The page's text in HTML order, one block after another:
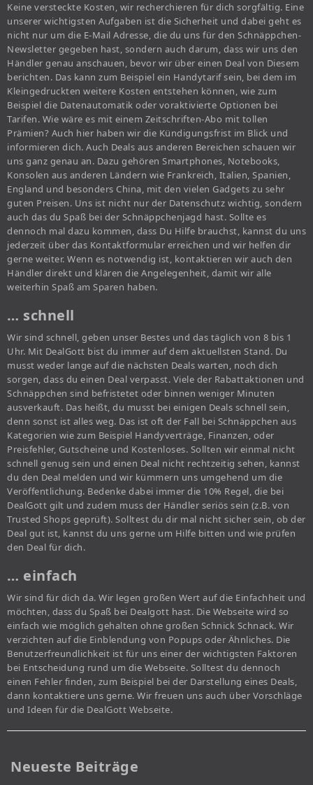
Keine versteckte Kosten, wir recherchieren für dich sorgfältig. Eine
unserer wichtigsten Aufgaben ist die Sicherheit und dabei geht es
nicht nur um die E-Mail Adresse, die du uns für den Schnäppchen-
Newsletter gegeben hast, sondern auch darum, dass wir uns den
Händler genau anschauen, bevor wir über einen Deal von Diesem
berichten. Das kann zum Beispiel ein Handytarif sein, bei dem im
Kleingedruckten weitere Kosten entstehen können, wie zum
Beispiel die Datenautomatik oder voraktivierte Optionen bei
Tarifen. Wie wäre es mit einem Zeitschriften-Abo mit tollen
Prämien? Auch hier haben wir die Kündigungsfrist im Blick und
informieren dich. Auch Deals aus anderen Bereichen schauen wir
uns ganz genau an. Dazu gehören Smartphones, Notebooks,
Konsolen aus anderen Ländern wie Frankreich, Italien, Spanien,
England und besonders China, mit den vielen Gadgets zu sehr
guten Preisen. Uns ist nicht nur der Datenschutz wichtig, sondern
auch das du Spaß bei der Schnäppchenjagd hast. Sollte es
dennoch mal dazu kommen, dass Du Hilfe brauchst, kannst du uns
jederzeit über das Kontaktformular erreichen und wir helfen dir
gerne weiter. Wenn es notwendig ist, kontaktieren wir auch den
Händler direkt und klären die Angelegenheit, damit wir alle
weiterhin Spaß am Sparen haben.
… schnell
Wir sind schnell, geben unser Bestes und das täglich von 8 bis 1
Uhr. Mit DealGott bist du immer auf dem aktuellsten Stand. Du
musst weder lange auf die nächsten Deals warten, noch dich
sorgen, dass du einen Deal verpasst. Viele der Rabattaktionen und
Schnäppchen sind befristetet oder binnen weniger Minuten
ausverkauft. Das heißt, du musst bei einigen Deals schnell sein,
denn sonst ist alles weg. Das ist oft der Fall bei Schnäppchen aus
Kategorien wie zum Beispiel Handyverträge, Finanzen, oder
Preisfehler, Gutscheine und Kostenloses. Sollten wir einmal nicht
schnell genug sein und einen Deal nicht rechtzeitig sehen, kannst
du den Deal melden und wir kümmern uns umgehend um die
Veröffentlichung. Bedenke dabei immer die 10% Regel, die bei
DealGott gilt und zudem muss der Händler seriös sein (z.B. von
Trusted Shops geprüft). Solltest du dir mal nicht sicher sein, ob der
Deal gut ist, kannst du uns gerne um Hilfe bitten und wie prüfen
den Deal für dich.
… einfach
Wir sind für dich da. Wir legen großen Wert auf die Einfachheit und
möchten, dass du Spaß bei Dealgott hast. Die Webseite wird so
einfach wie möglich gehalten ohne großen Schnick Schnack. Wir
verzichten auf die Einblendung von Popups oder Ähnliches. Die
Benutzerfreundlichkeit ist für uns einer der wichtigsten Faktoren
bei Entscheidung rund um die Webseite. Solltest du dennoch
einen Fehler finden, zum Beispiel bei der Darstellung eines Deals,
dann kontaktiere uns gerne. Wir freuen uns auch über Vorschläge
und Ideen für die DealGott Webseite.
Neueste Beiträge